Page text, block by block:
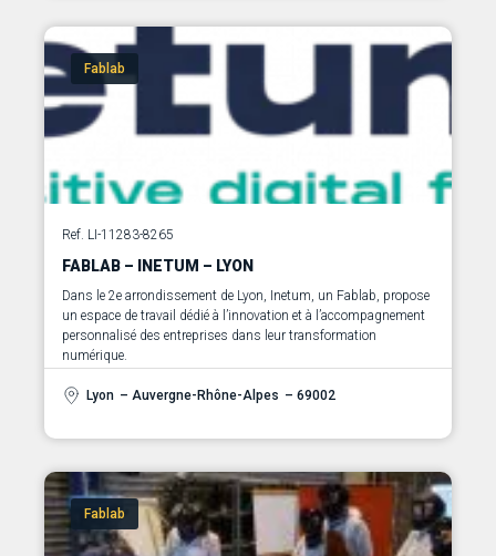
Fablab
Ref. LI-11283-8265
FABLAB – INETUM – LYON
Dans le 2e arrondissement de Lyon, Inetum, un Fablab, propose
un espace de travail dédié à l’innovation et à l’accompagnement
personnalisé des entreprises dans leur transformation
Lyon – Auvergne-Rhône-Alpes – 69002
Fablab